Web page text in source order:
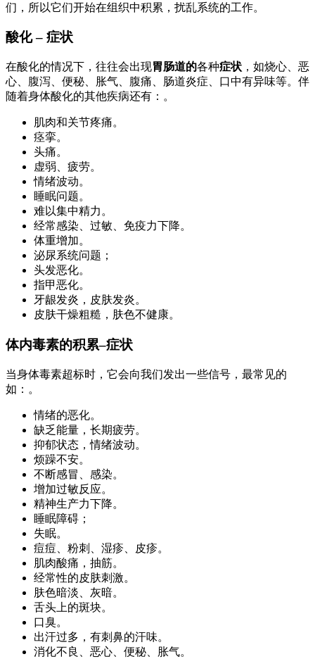
们，所以它们开始在组织中积累，扰乱系统的工作。
酸化 – 症状
在酸化的情况下，往往会出现胃肠道的各种症状 ，如烧心、恶
心、腹泻、便秘、胀气、腹痛、肠道炎症、口中有异味等。伴
随着身体酸化的其他疾病还有：。
肌肉和关节疼痛。
痉挛。
头痛。
虚弱、疲劳。
情绪波动。
睡眠问题。
难以集中精力。
经常感染、过敏、免疫力下降。
体重增加。
泌尿系统问题；
头发恶化。
指甲恶化。
牙龈发炎，皮肤发炎。
皮肤干燥粗糙，肤色不健康。
体内毒素的积累–症状
当身体毒素超标时，它会向我们发出一些信号，最常见的
如：。
情绪的恶化。
缺乏能量，长期疲劳。
抑郁状态，情绪波动。
烦躁不安。
不断感冒、感染。
增加过敏反应。
精神生产力下降。
睡眠障碍；
失眠。
痘痘、粉刺、湿疹、皮疹。
肌肉酸痛，抽筋。
经常性的皮肤刺激。
肤色暗淡、灰暗。
舌头上的斑块。
口臭。
出汗过多，有刺鼻的汗味。
消化不良、恶心、便秘、胀气。